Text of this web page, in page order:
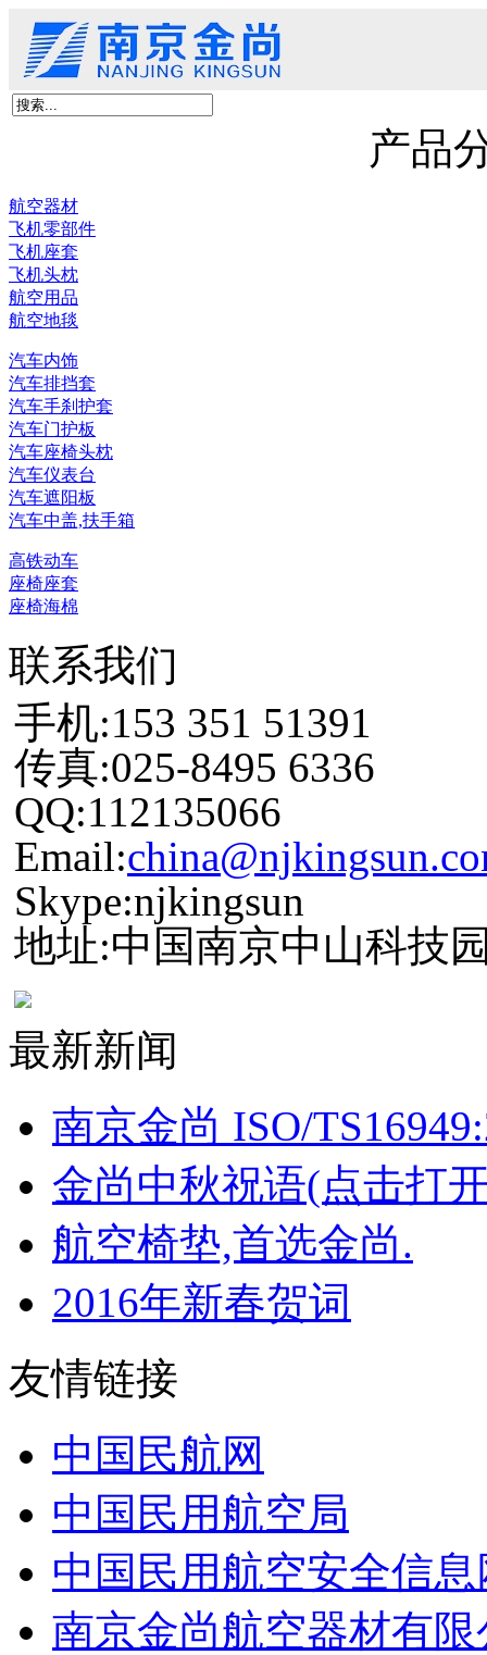
产品
航空器材
飞机零部件
飞机座套
飞机头枕
航空用品
航空地毯
汽车内饰
汽车排挡套
汽车手刹护套
汽车门护板
汽车座椅头枕
汽车仪表台
汽车遮阳板
汽车中盖,扶手箱
高铁动车
座椅座套
座椅海棉
联系我们
手机:153 351 51391
传真:025-8495 6336
QQ:112135066
Email:
Skype:njkingsun
地址:中国南京中山科技
最新新闻
南京金尚 ISO/
金尚中秋祝语(点击打
航空椅垫,首选金尚.
2016年新春贺词
友情链接
中国民航网
中国民用航空局
中国民用航空安全信息
南京金尚航空器材有限